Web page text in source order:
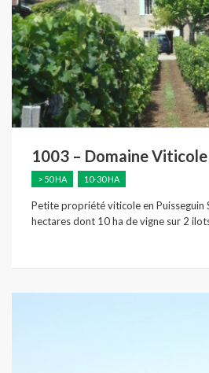
1003 – Domaine Viticole
> 50 HA 10-30 HA
Petite propriété viticole en Puisseguin
hectares dont 10 ha de vigne sur 2